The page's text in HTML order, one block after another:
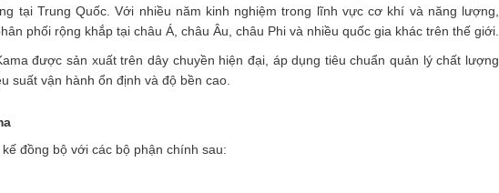
tại Trung Quốc. Với nhiều năm kinh nghiệm trong lĩnh vực cơ khí và năng lượng,
phối rộng khắp tại châu Á, châu Âu, châu Phi và nhiều quốc gia khác trên thế giới.
được sản xuất trên dây chuyền hiện đại, áp dụng tiêu chuẩn quản lý chất lượng
suất vận hành ổn định và độ bền cao.
đồng bộ với các bộ phận chính sau: